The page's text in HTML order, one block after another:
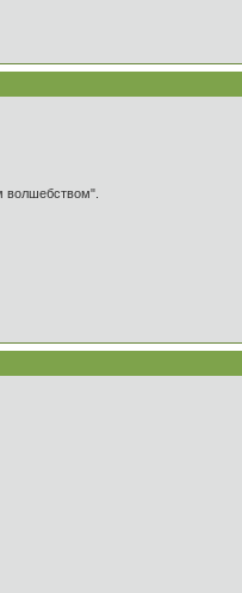
волшебством".